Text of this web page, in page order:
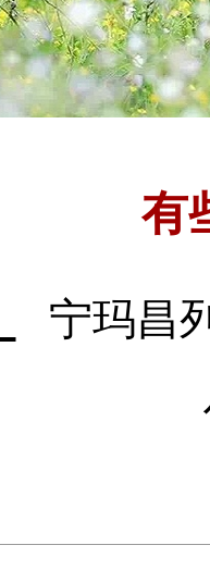
有
宁玛昌